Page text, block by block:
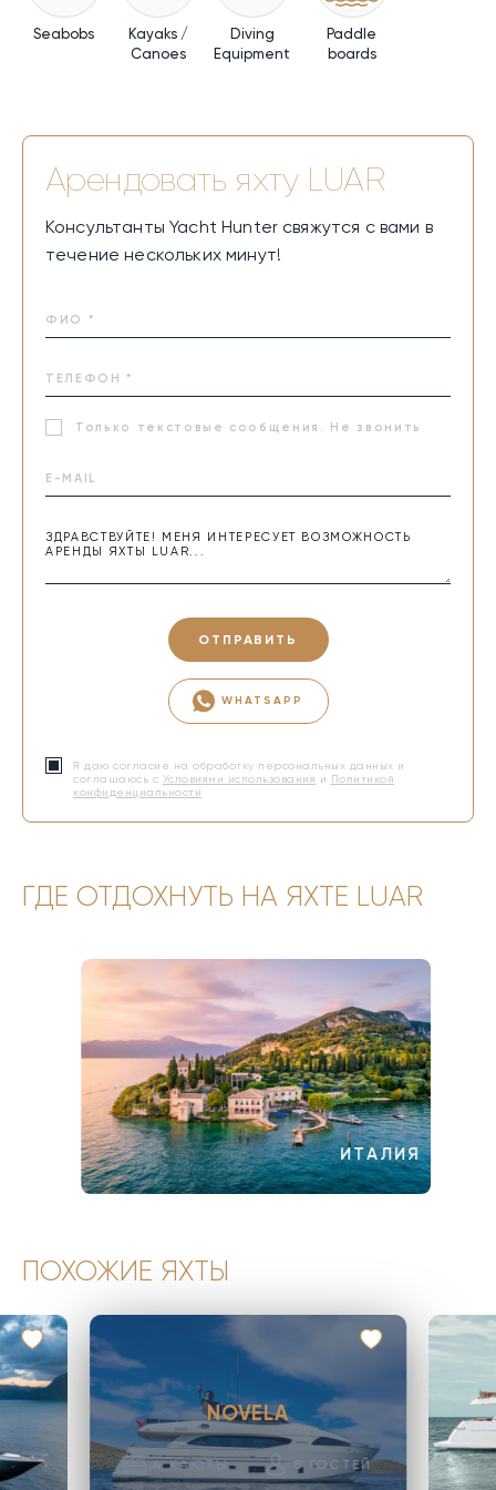
Seabobs
Kayaks /
Canoes
Diving
Equipment
Paddle
boards
Арендовать яхту LUAR
Консультанты Yacht Hunter свяжутся с вами в
течение нескольких минут!
Только текстовые сообщения. Не звонить
ОТПРАВИТЬ
WHATSAPP
Я даю согласие на обработку персональных данных и
соглашаюсь с Условиями использования и Политикой
конфиденциальности
ГДЕ ОТДОХНУТЬ НА ЯХТЕ LUAR
ИТАЛИЯ
ПОХОЖИЕ ЯХТЫ
4 КАЮТЫ 8 ГОСТЕЙ
NOVELA